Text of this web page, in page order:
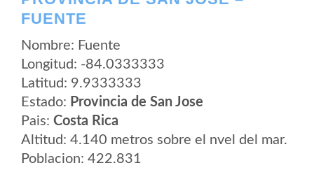
FUENTE
Nombre: Fuente
Longitud: -84.0333333
Latitud: 9.9333333
Estado: Provincia de San Jose
Pais: Costa Rica
Altitud: 4.140 metros sobre el nvel del mar.
Poblacion: 422.831